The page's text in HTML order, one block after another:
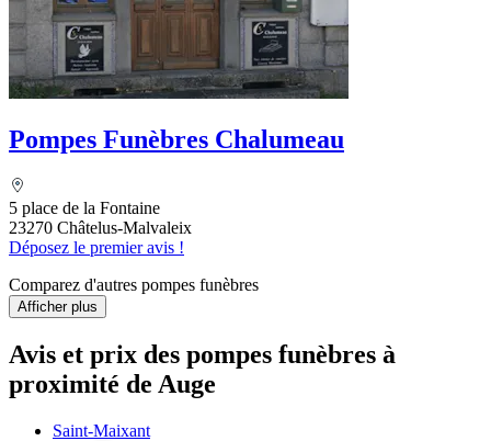
Pompes Funèbres Chalumeau
5 place de la Fontaine
23270 Châtelus-Malvaleix
Déposez le premier avis !
Comparez d'autres pompes funèbres
Afficher plus
Avis et prix des pompes funèbres à
proximité de Auge
Saint-Maixant